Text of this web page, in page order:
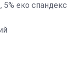
5% еко спандекс